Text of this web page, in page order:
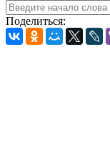
Поделиться: